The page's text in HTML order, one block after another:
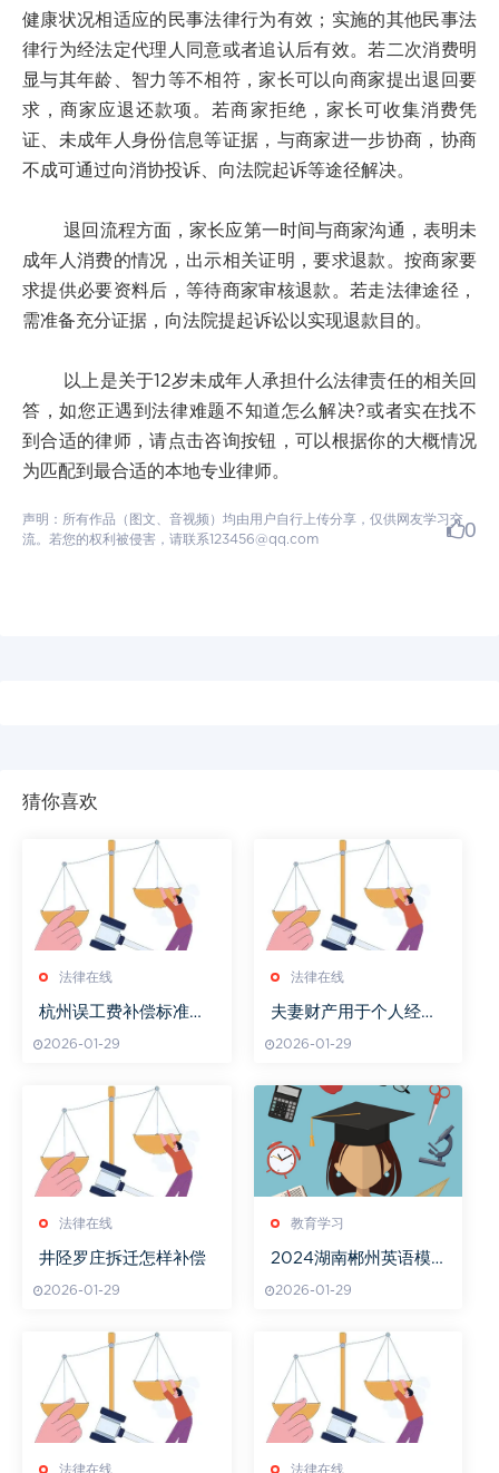
健康状况相适应的民事法律行为有效；实施的其他民事法
律行为经法定代理人同意或者追认后有效。若二次消费明
显与其年龄、智力等不相符，家长可以向商家提出退回要
求，商家应退还款项。若商家拒绝，家长可收集消费凭
证、未成年人身份信息等证据，与商家进一步协商，协商
不成可通过向消协投诉、向法院起诉等途径解决。
退回流程方面，家长应第一时间与商家沟通，表明未
成年人消费的情况，出示相关证明，要求退款。按商家要
求提供必要资料后，等待商家审核退款。若走法律途径，
需准备充分证据，向法院提起诉讼以实现退款目的。
以上是关于12岁未成年人承担什么法律责任的相关回
答，如您正遇到法律难题不知道怎么解决?或者实在找不
到合适的律师，请点击咨询按钮，可以根据你的大概情况
为匹配到最合适的本地专业律师。
声明：所有作品（图文、音视频）均由用户自行上传分享，仅供网友学习交
流。若您的权利被侵害，请联系123456@qq.com
0
猜你喜欢
法律在线
杭州误工费补偿标准一
2026-01-29
法律在线
夫妻财产用于个人经营
2026-01-29
法律在线
井陉罗庄拆迁怎样补偿
2026-01-29
教育学习
2024湖南郴州英语模
2026-01-29
法律在线 法律在线